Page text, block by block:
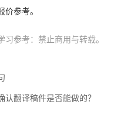
参考。
参考：禁止商用与转载。
翻译稿件是否能做的？